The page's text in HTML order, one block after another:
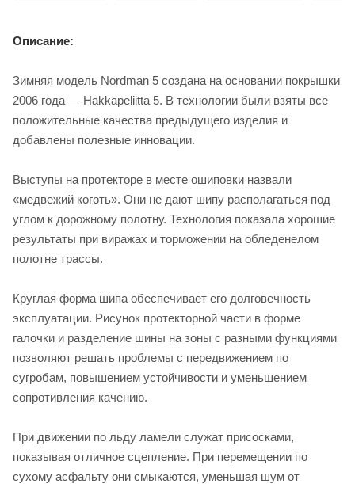
Описание:
Зимняя модель Nordman 5 создана на основании покрышки
2006 года — Hakkapeliitta 5. В технологии были взяты все
положительные качества предыдущего изделия и
добавлены полезные инновации.
Выступы на протекторе в месте ошиповки назвали
«медвежий коготь». Они не дают шипу располагаться под
углом к дорожному полотну. Технология показала хорошие
результаты при виражах и торможении на обледенелом
полотне трассы.
Круглая форма шипа обеспечивает его долговечность
эксплуатации. Рисунок протекторной части в форме
галочки и разделение шины на зоны с разными функциями
позволяют решать проблемы с передвижением по
сугробам, повышением устойчивости и уменьшением
сопротивления качению.
При движении по льду ламели служат присосками,
показывая отличное сцепление. При перемещении по
сухому асфальту они смыкаются, уменьшая шум от